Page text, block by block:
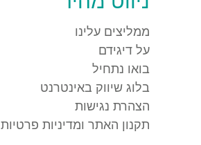
ממליצים עלינו
על דיגידם
בואו נתחיל
בלוג שיווק באינטרנט
הצהרת נגישות
תקנון האתר ומדיניות פרטיות